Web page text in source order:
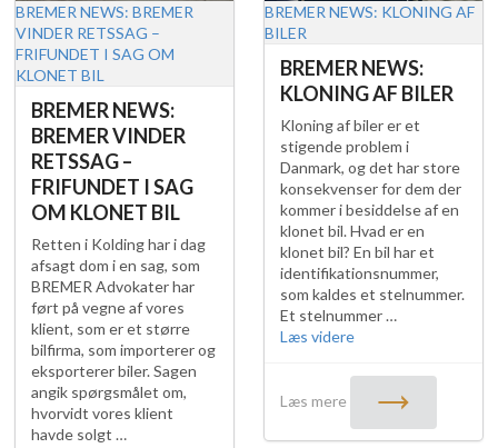
BREMER NEWS: BREMER
VINDER RETSSAG –
FRIFUNDET I SAG OM
KLONET BIL
BREMER NEWS:
BREMER VINDER
RETSSAG –
FRIFUNDET I SAG
OM KLONET BIL
Retten i Kolding har i dag
afsagt dom i en sag, som
BREMER Advokater har
ført på vegne af vores
klient, som er et større
bilfirma, som importerer og
eksporterer biler. Sagen
angik spørgsmålet om,
hvorvidt vores klient
havde solgt …
BREMER NEWS: KLONING AF
BILER
BREMER NEWS:
KLONING AF BILER
Kloning af biler er et
stigende problem i
Danmark, og det har store
konsekvenser for dem der
kommer i besiddelse af en
klonet bil. Hvad er en
klonet bil? En bil har et
identifikationsnummer,
som kaldes et stelnummer.
Et stelnummer …
Læs videre"BREMER
KLONING
Læs mere